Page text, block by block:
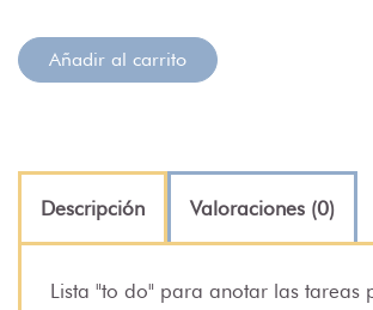
Añadir al carrito
Descripción Valoraciones (0)
Lista "to do" para anotar las tareas